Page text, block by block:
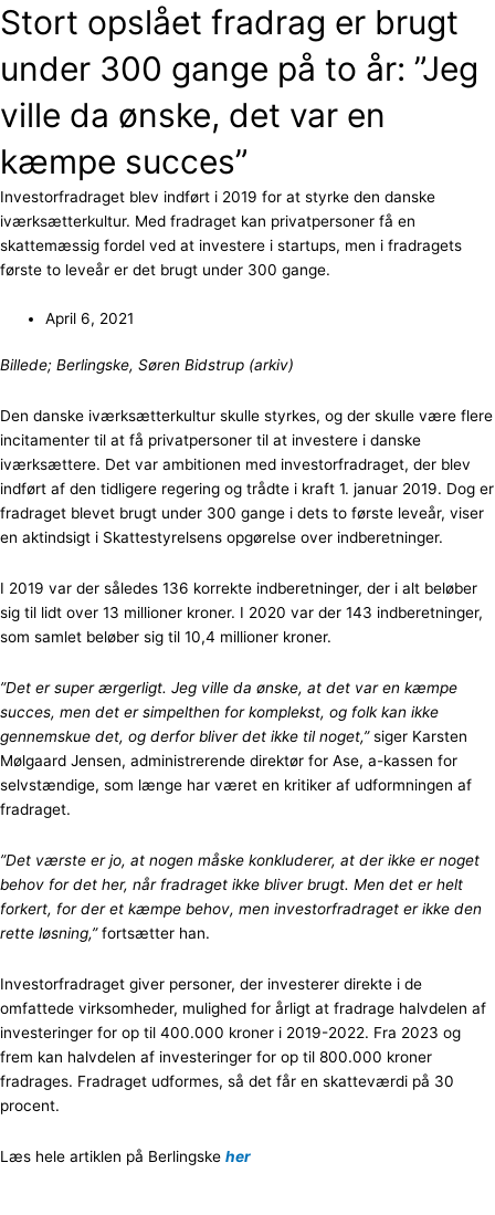
Stort opslået fradrag er brugt
under 300 gange på to år: ”Jeg
ville da ønske, det var en
kæmpe succes”
Investorfradraget blev indført i 2019 for at styrke den danske
iværksætterkultur. Med fradraget kan privatpersoner få en
skattemæssig fordel ved at investere i startups, men i fradragets
første to leveår er det brugt under 300 gange.
April 6, 2021
Billede; Berlingske, Søren Bidstrup (arkiv)
Den danske iværksætterkultur skulle styrkes, og der skulle være flere
incitamenter til at få privatpersoner til at investere i danske
iværksættere. Det var ambitionen med investorfradraget, der blev
indført af den tidligere regering og trådte i kraft 1. januar 2019. Dog er
fradraget blevet brugt under 300 gange i dets to første leveår, viser
en aktindsigt i Skattestyrelsens opgørelse over indberetninger.
I 2019 var der således 136 korrekte indberetninger, der i alt beløber
sig til lidt over 13 millioner kroner. I 2020 var der 143 indberetninger,
som samlet beløber sig til 10,4 millioner kroner.
”Det er super ærgerligt. Jeg ville da ønske, at det var en kæmpe
succes, men det er simpelthen for komplekst, og folk kan ikke
gennemskue det, og derfor bliver det ikke til noget,”siger Karsten
Mølgaard Jensen, administrerende direktør for Ase, a-kassen for
selvstændige, som længe har været en kritiker af udformningen af
fradraget.
”Det værste er jo, at nogen måske konkluderer, at der ikke er noget
behov for det her, når fradraget ikke bliver brugt. Men det er helt
forkert, for der et kæmpe behov, men investorfradraget er ikke den
rette løsning,”fortsætter han.
Investorfradraget giver personer, der investerer direkte i de
omfattede virksomheder, mulighed for årligt at fradrage halvdelen af
investeringer for op til 400.000 kroner i 2019-2022. Fra 2023 og
frem kan halvdelen af investeringer for op til 800.000 kroner
fradrages. Fradraget udformes, så det får en skatteværdi på 30
procent.
Læs hele artiklen på Berlingske her